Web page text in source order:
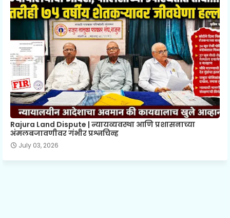
Rajura Land Dispute | न्यायव्यवस्था आणि प्रशासनाच्या
अंमलबजावणीवर गंभीर प्रश्नचिन्ह
July 03, 2026